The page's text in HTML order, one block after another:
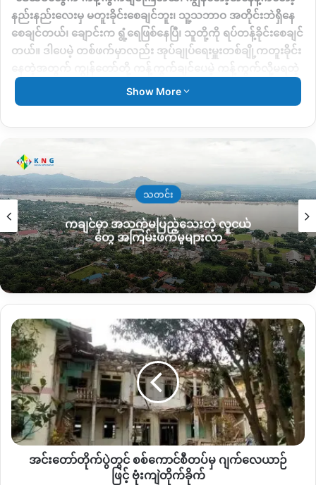
နည်းနည်းလေးမှ မတူးခိုင်းစေချင်ဘူး၊ သူ့သဘာဝ အတိုင်းဘဲရှိနေ
စေချင်တယ်၊ ချောင်းက ရွံ့ရေဖြစ်နေပြီ၊ သူတို့ကို ရပ်တန့်ခိုင်းစေချင်
တယ်။ ဒါပေမဲ့ တစ်ဖက်မှာလည်း အုပ်ချုပ်ရေးမှူးတစ်ချို့ကတူးခိုင်း
အခြေအနေဖြစ်နေတယ်
ဟုပြောသည်။
ပြီးခဲ့သည့် နှစ်များတွင် ယင်းချောင်းရေကိုအမှီပြုပြီး ချောင်းအနီး
ပတ်ဝန်းကျင်မှ ဒေသခံများသည် နေအိမ်ဆောက်လုပ်ရန်
အတွက် ဝါးများဖောင်ဖွဲ့ကာ ချောင်းမှတစ်ဆင့်မျှောယူတာတွေ
လုပ်ဆောင်နိုင်ခဲ့သော်လည်း လက်ရှိတွင်မှု ရွှေတူးဖော်မှုကြောင့်
ချောင်းအလယ်တွင် ရွှေဖောင်များ၊ ကြိုးများအပြင် သဲသောင်များ
ပေါ်ထွန်းနေပြီ ဖြစ်သည့်အတွက် ခက်ခဲမှုများစွာရှိနေကြောင်း သိရ
သည်။
ထို့အပြင် သောက်ရေ၊ သုံးရေအဖြစ် အသုံးနေကြရသည့် အဆိုပါ
ချောင်းရေသည် ရွှေတူးဖော်မှုကြောင့် ချောင်းရေများနှောက်ကာ
စိုက်ပျိုးရေးအတွက်ပင် အသုံးပြု၍ မရတော့ကြောင်း ဒေသခံတစ်ဦး
KNGကိုပြောသည်။
Show More
သတင်း
ကချင်မှာ အသက်မပြည့်သေးတဲ့ လူငယ်
တွေ အကြမ်းဖက်မှုများလာ
အင်း
တော်
တိုက်ပွဲ
တွင်
စစ်
ကောင်စီ
တပ်
မှ ဂျက်လေယာဉ်
ဖြင့် ဗုံး
အင်းတော်တိုက်ပွဲတွင် စစ်ကောင်စီတပ်မှ ဂျက်လေယာဉ်
ဖြင့် ဗုံးကျဲတိုက်ခိုက်